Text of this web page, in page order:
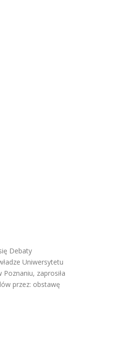
Debaty
Uniwersytetu
zaprosiła
przez: obstawę